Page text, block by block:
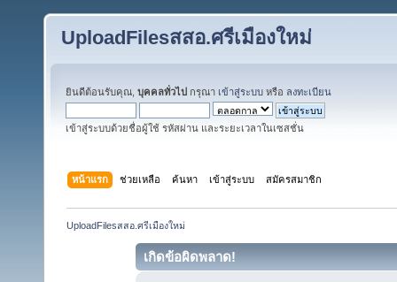
UploadFilesสสอ.ศรีเมืองใหม่
ยินดีต้อนรับคุณ, บุคคลทั่วไป กรุณา เข้าสู่ระบบ หรือ ลงทะเบียน
เข้าสู่ระบบด้วยชื่อผู้ใช้ รหัสผ่าน และระยะเวลาในเซสชั่น
หน้าแรก ช่วยเหลือ ค้นหา เข้าสู่ระบบ สมัครสมาชิก
UploadFilesสสอ.ศรีเมืองใหม่
เกิดข้อผิดพลาด!